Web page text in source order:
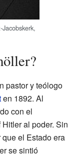
pastor y teólogo
en 1892. Al
con el
al poder. Sin
el Estado era
se sintió